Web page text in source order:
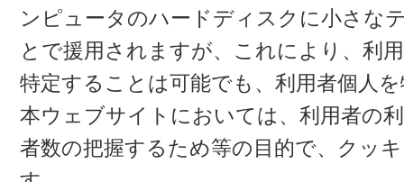
ンピュータのハードディスクに小さな
とで援用されますが、これにより、利
特定することは可能でも、利用者個人
本ウェブサイトにおいては、利用者の
者数の把握するため等の目的で、クッ